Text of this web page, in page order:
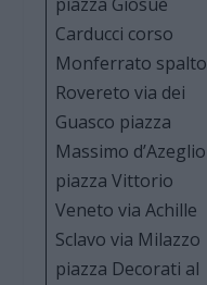
Carducci corso
Monferrato spalto
Rovereto via dei
Guasco piazza
Massimo d’Azeglio
piazza Vittorio
Veneto via Achille
Sclavo via Milazzo
piazza Decorati al